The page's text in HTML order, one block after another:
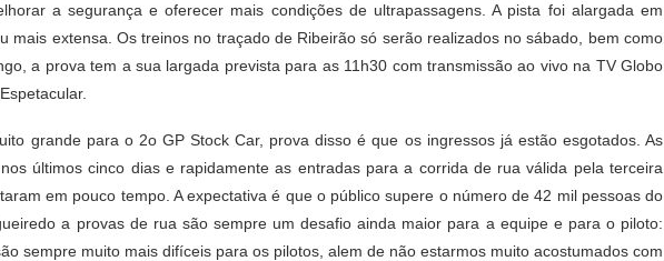
a segurança e oferecer mais condições de ultrapassagens. A pista foi alargada em
mais extensa. Os treinos no traçado de Ribeirão só serão realizados no sábado, bem como
a prova tem a sua largada prevista para as 11h30 com transmissão ao vivo na TV Globo
grande para o 2o GP Stock Car, prova disso é que os ingressos já estão esgotados. As
últimos cinco dias e rapidamente as entradas para a corrida de rua válida pela terceira
em pouco tempo. A expectativa é que o público supere o número de 42 mil pessoas do
a provas de rua são sempre um desafio ainda maior para a equipe e para o piloto:
sempre muito mais difíceis para os pilotos, alem de não estarmos muito acostumados com